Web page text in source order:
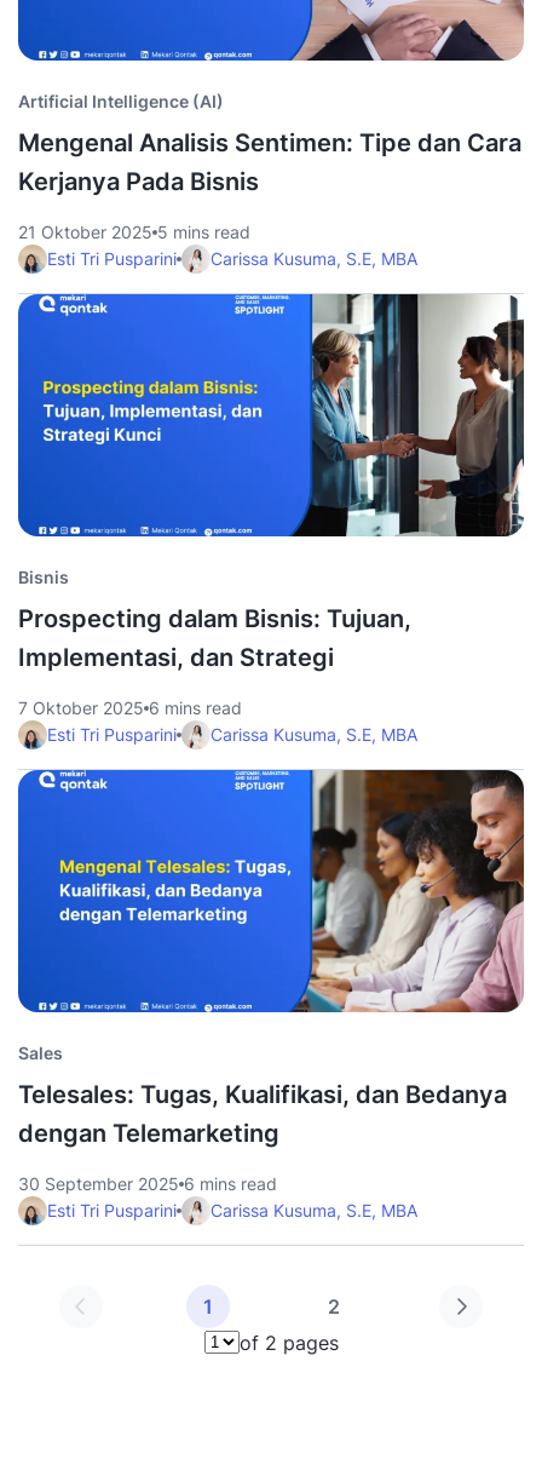
Artificial Intelligence (AI)
Mengenal Analisis Sentimen: Tipe dan Cara
Kerjanya Pada Bisnis
21 Oktober 2025 5 mins read
Esti Tri Pusparini
Carissa Kusuma, S.E, MBA
Bisnis
Prospecting dalam Bisnis: Tujuan,
Implementasi, dan Strategi
7 Oktober 2025 6 mins read
Esti Tri Pusparini
Carissa Kusuma, S.E, MBA
Sales
Telesales: Tugas, Kualifikasi, dan Bedanya
dengan Telemarketing
30 September 2025 6 mins read
Esti Tri Pusparini
Carissa Kusuma, S.E, MBA
1 2
Pilih halaman
of 2 pages